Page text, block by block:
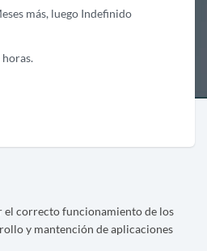
más, luego Indefinido
correcto funcionamiento de los
y mantención de aplicaciones